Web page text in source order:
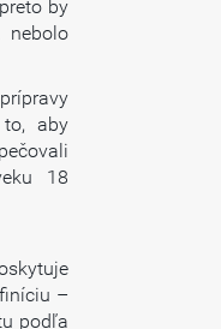
by
to, aby
18
–
podľa